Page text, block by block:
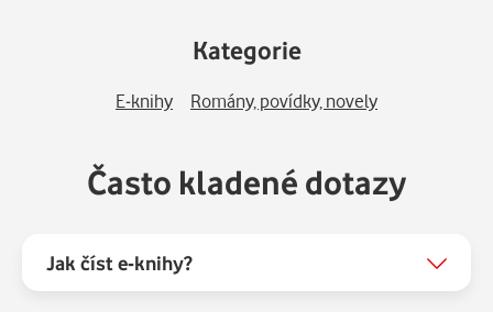
že ich tam čaká ďalšie dobrodružstvo: dostanú sa na stopu
Kategorie
E-knihy Romány, povídky, novely
Často kladené dotazy
Jak číst e-knihy?